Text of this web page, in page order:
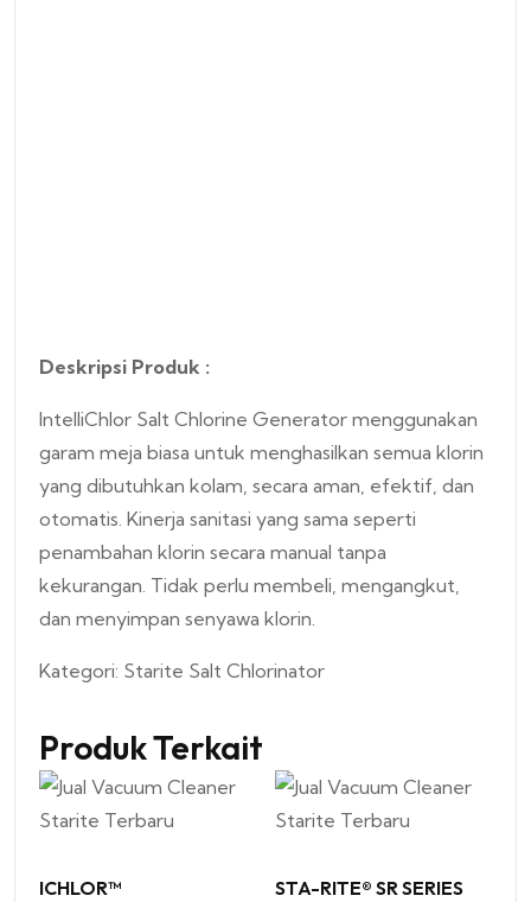
Deskripsi Produk :
IntelliChlor Salt Chlorine Generator menggunakan
garam meja biasa untuk menghasilkan semua klorin
yang dibutuhkan kolam, secara aman, efektif, dan
otomatis. Kinerja sanitasi yang sama seperti
penambahan klorin secara manual tanpa
kekurangan. Tidak perlu membeli, mengangkut,
dan menyimpan senyawa klorin.
Kategori: Starite Salt Chlorinator
Produk Terkait
ICHLOR™ STA-RITE® SR SERIES